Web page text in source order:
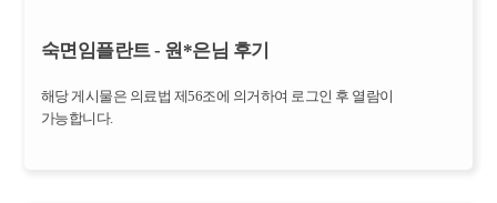
숙면임플란트 - 원*은님 후기
해당 게시물은 의료법 제56조에 의거하여 로그인 후 열람이
가능합니다.